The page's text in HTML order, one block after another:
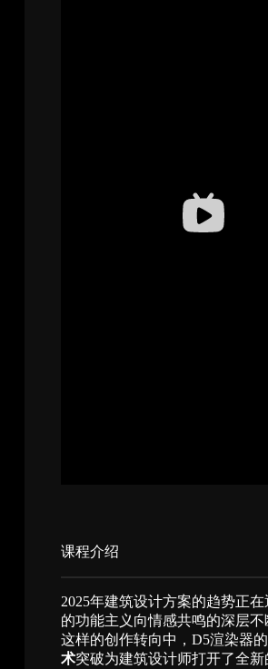
课程介绍​
2025年建筑设计方案的趋势正在
的功能主义向情感共鸣的深层不
这样的创作转向中，D5渲染器的
术突破为建筑设计师打开了全新